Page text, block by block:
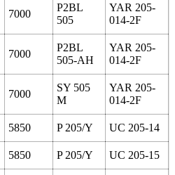
7000
P2BL
505
YAR 205-
014-2F
7000
P2BL
505-AH
YAR 205-
014-2F
7000
SY 505
M
YAR 205-
014-2F
5850 P 205/Y UC 205-14
5850 P 205/Y UC 205-15